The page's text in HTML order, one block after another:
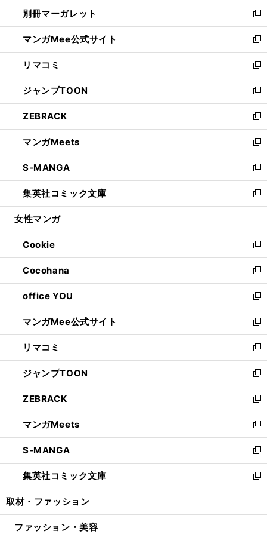
く
で
開
く
ウ
ィ
ン
ド
ウ
で
開
く
し
い
ウ
ィ
ン
ド
ウ
で
開
く
別冊マーガレット
新
し
い
ウ
ィ
ン
ド
ウ
で
開
く
マンガMee公式サイト
新
し
い
ウ
ィ
ン
ド
ウ
で
開
く
リマコミ
新
し
い
ウ
ィ
ン
ド
ウ
で
開
く
ジャンプTOON
新
し
い
ウ
ィ
ン
ド
ウ
で
開
ZEBRACK
新
し
い
ウ
ィ
ン
ド
ウ
開
く
マンガMeets
新
し
い
ウ
ィ
ン
ウ
で
開
く
S-MANGA
新
し
い
ウ
ン
ド
ウ
で
開
く
集英社コミック文庫
新
し
ウ
ィ
ン
ド
ウ
で
開
く
女性マンガ
Cookie
新
し
い
ウ
ィ
ン
ド
ウ
で
開
く
Cocohana
新
し
い
ウ
ィ
ン
ド
ウ
で
開
く
office YOU
新
し
い
ウ
ィ
ン
ド
ウ
で
開
く
マンガMee公式サイト
新
し
い
ウ
ィ
ン
ド
ウ
で
開
く
リマコミ
新
し
い
ウ
ィ
ン
ド
ウ
で
開
く
ジャンプTOON
新
し
い
ウ
ィ
ン
ド
ウ
で
開
ZEBRACK
新
し
い
ウ
ィ
ン
ド
ウ
開
マンガMeets
新
し
い
ウ
ィ
ン
ウ
S-MANGA
新
し
い
ウ
ン
集英社コミック文庫
新
し
ウ
取材・ファッション
ファッション・美容